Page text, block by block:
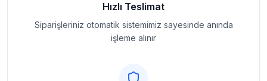
Hızlı Teslimat
Siparişleriniz otomatik sistemimiz sayesinde anında
işleme alınır